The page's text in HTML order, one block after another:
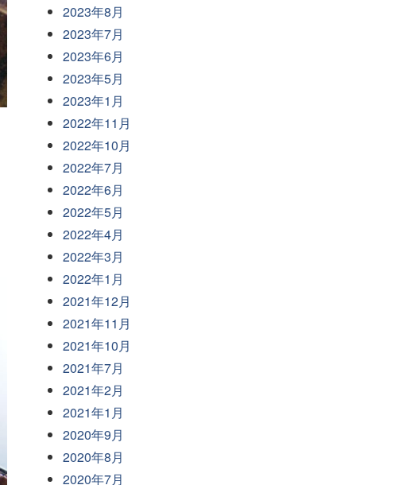
2023年8月
2023年7月
2023年6月
2023年5月
2023年1月
2022年11月
2022年10月
2022年7月
2022年6月
2022年5月
2022年4月
2022年3月
2022年1月
2021年12月
2021年11月
2021年10月
2021年7月
2021年2月
2021年1月
2020年9月
2020年8月
2020年7月